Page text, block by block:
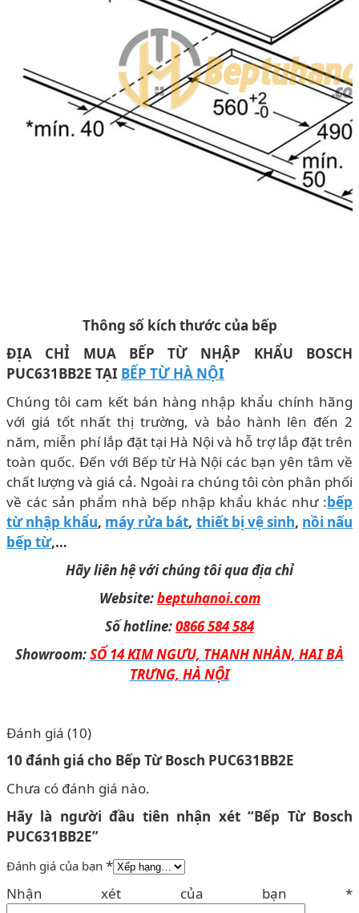
Thông số kích thước của bếp
ĐỊA CHỈ MUA BẾP TỪ NHẬP KHẨU BOSCH
PUC631BB2E TẠI BẾP TỪ HÀ NỘI
Chúng tôi cam kết bán hàng nhập khẩu chính hãng
với giá tốt nhất thị trường, và bảo hành lên đến 2
năm, miễn phí lắp đặt tại Hà Nội và hỗ trợ lắp đặt trên
toàn quốc. Đến với Bếp từ Hà Nội các bạn yên tâm về
chất lượng và giá cả. Ngoài ra chúng tôi còn phân phối
về các sản phẩm nhà bếp nhập khẩu khác như :bếp
từ nhập khẩu, máy rửa bát, thiết bị vệ sinh, nồi nấu
bếp từ,…
Hãy liên hệ với chúng tôi qua địa chỉ
Website:beptuhanoi.com
Số hotline:0866 584 584
Showroom:SỐ 14 KIM NGƯU, THANH NHÀN, HAI BÀ
TRƯNG, HÀ NỘI
Đánh giá (10)
10 đánh giá cho Bếp Từ Bosch PUC631BB2E
Chưa có đánh giá nào.
Hãy là người đầu tiên nhận xét “Bếp Từ Bosch
PUC631BB2E”
Đánh giá của bạn *
Nhận xét của bạn *